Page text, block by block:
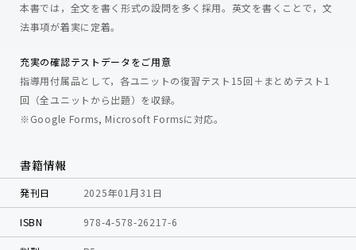
本書では，全文を書く形式の設問を多く採用。英文を書くことで，文
法事項が着実に定着。
充実の確認テストデータをご用意
指導用付属品として，各ユニットの復習テスト15回＋まとめテスト1
回（全ユニットから出題）を収録。
※Google Forms, Microsoft Formsに対応。
書籍情報
発刊日 2025年01月31日
ISBN 978-4-578-26217-6